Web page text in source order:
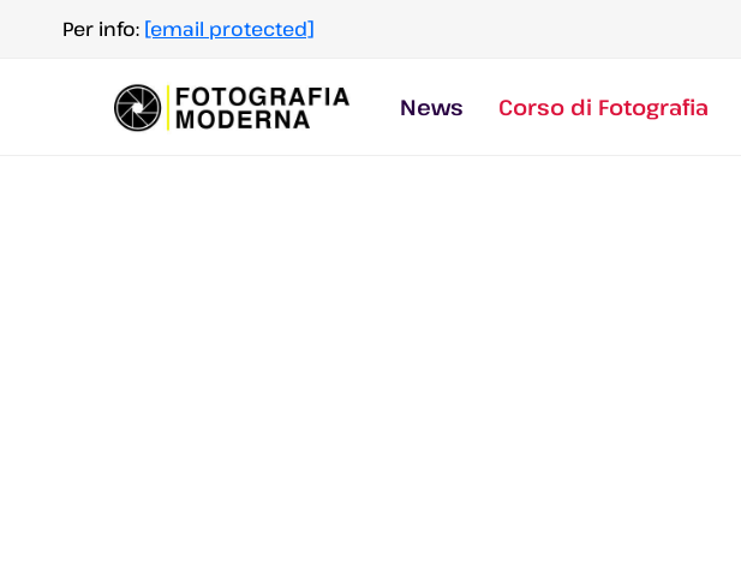
contenuto
Per info: [email protected]
News Corso di Fotografia